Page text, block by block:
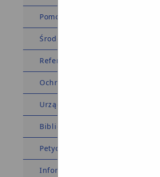
Pomoc społeczna
Środowiskowy Dom Samopomocy
Referat komunalny
Ochrona środowiska
Urząd Stanu Cywilnego
Biblioteka
Petycje
Informacja dla sygnalistów